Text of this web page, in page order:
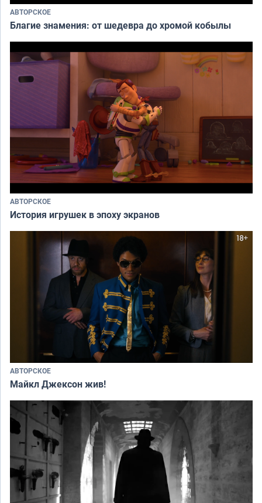
АВТОРСКОЕ
Благие знамения: от шедевра до хромой кобылы
АВТОРСКОЕ
История игрушек в эпоху экранов
АВТОРСКОЕ
Майкл Джексон жив!